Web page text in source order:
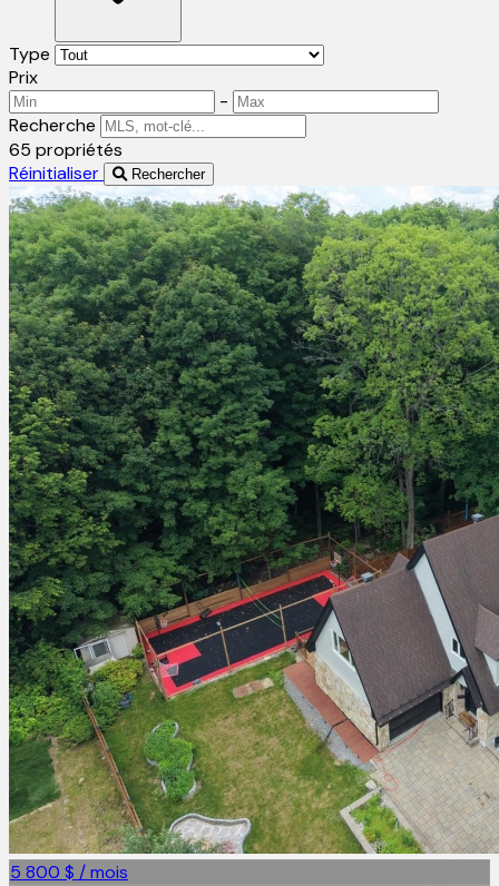
Type
Prix
-
Recherche
65 propriétés
Réinitialiser
Rechercher
5 800 $ / mois